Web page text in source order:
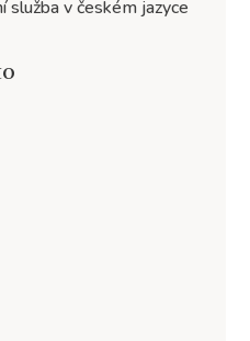
služba v českém jazyce